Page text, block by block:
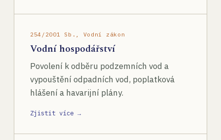
254/2001 Sb., Vodní zákon
Vodní hospodářství
Povolení k odběru podzemních vod a
vypouštění odpadních vod, poplatková
hlášení a havarijní plány.
Zjistit více →